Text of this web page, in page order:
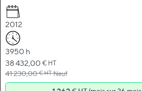
2012
3950 h
Prix Spécial
38 432,00 € HT
Prix normal
41 230,00€ HT Neuf